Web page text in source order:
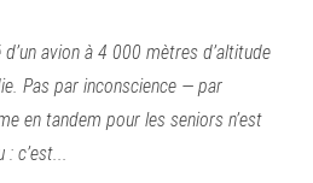
avion à 4 000 mètres d’altitude
Pas par inconscience — par
en tandem pour les seniors n’est
c’est...